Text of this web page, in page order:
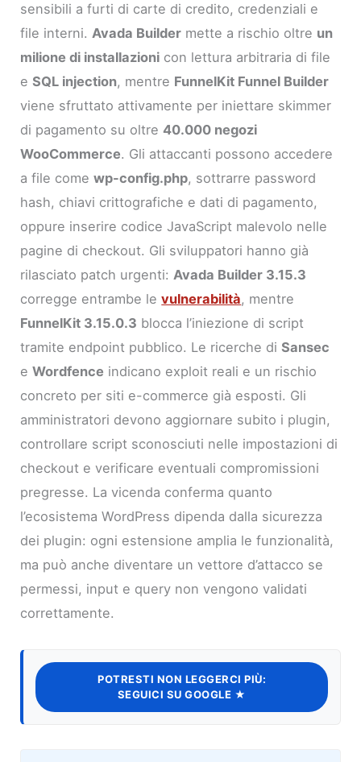
sensibili a furti di carte di credito, credenziali e
file interni.Avada Builder mette a rischio oltre un
milione di installazioni con lettura arbitraria di file
eSQL injection, mentre FunnelKit Funnel Builder
viene sfruttato attivamente per iniettare skimmer
di pagamento su oltre40.000 negozi
WooCommerce. Gli attaccanti possono accedere
a file comewp-config.php, sottrarre password
hash, chiavi crittografiche e dati di pagamento,
oppure inserire codice JavaScript malevolo nelle
pagine di checkout. Gli sviluppatori hanno già
rilasciato patch urgenti:Avada Builder 3.15.3
corregge entrambe levulnerabilità, mentre
FunnelKit 3.15.0.3 blocca l’iniezione di script
tramite endpoint pubblico. Le ricerche diSansec
eWordfence indicano exploit reali e un rischio
concreto per siti e-commerce già esposti. Gli
amministratori devono aggiornare subito i plugin,
controllare script sconosciuti nelle impostazioni di
checkout e verificare eventuali compromissioni
pregresse. La vicenda conferma quanto
l’ecosistema WordPress dipenda dalla sicurezza
dei plugin: ogni estensione amplia le funzionalità,
ma può anche diventare un vettore d’attacco se
permessi, input e query non vengono validati
correttamente.
POTRESTI NON LEGGERCI PIÙ:
SEGUICI SU GOOGLE ★